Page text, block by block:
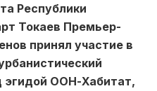
Республики
Токаев Премьер-
принял участие в
ООН-Хабитат,